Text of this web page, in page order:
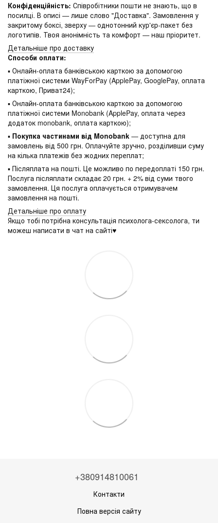
Конфіденційність: Співробітники пошти не знають, що в
посилці. В описі — лише слово "Доставка". Замовлення у
закритому боксі, зверху — однотонний кур'єр-пакет без
логотипів. Твоя анонімність та комфорт — наш пріоритет.
Детальніше про доставку
Способи оплати:
▪ Онлайн-оплата банківською карткою за допомогою
платіжної системи WayForPay (ApplePay, GooglePay, оплата
карткою, Приват24);
▪ Онлайн-оплата банківською карткою за допомогою
платіжної системи Monobank (ApplePay, оплата через
додаток monobank, оплата карткою);
▪ Покупка частинами від Monobank — доступна для
замовлень від 500 грн. Оплачуйте зручно, розділивши суму
на кілька платежів без жодних переплат;
▪ Післяплата на пошті. Це можливо по передоплаті 150 грн.
Послуга післяплати складає 20 грн. + 2% від суми твого
замовлення. Ця послуга оплачується отримувачем
замовлення на пошті.
Детальніше про оплату
Якщо тобі потрібна консультація психолога-сексолога, ти
можеш написати в чат на сайті♥
+380914810061
Контакти
Повна версія сайту